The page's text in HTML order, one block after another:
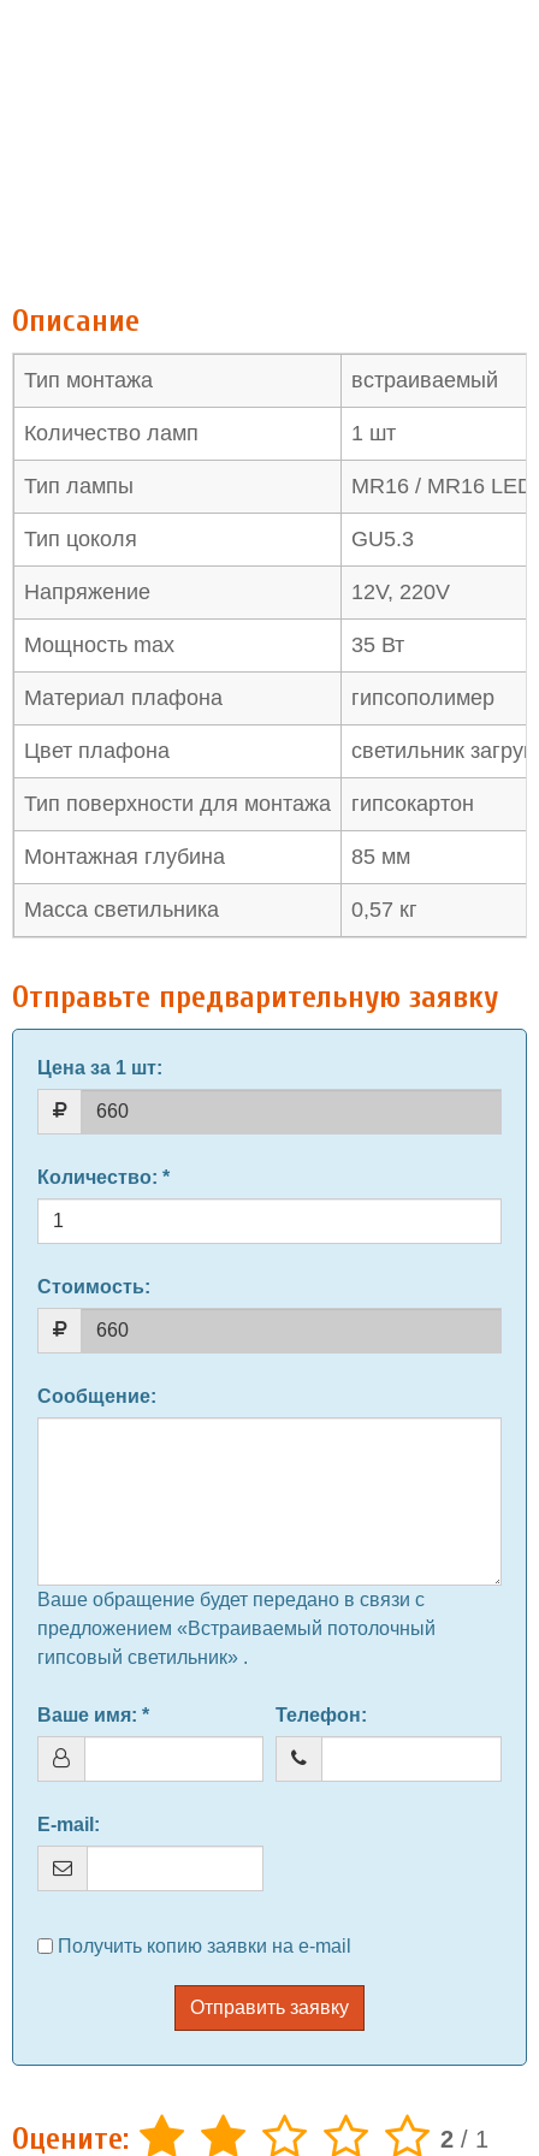
Описание
Тип монтажа встраиваемый
Количество ламп 1 шт
Тип лампы MR16 / MR16 LED
Тип цоколя GU5.3
Напряжение 12V, 220V
Мощность max 35 Вт
Материал плафона гипсополимер
Цвет плафона светильник
Тип поверхности для монтажа гипсокартон
Монтажная глубина 85 мм
Масса светильника 0,57 кг
Отправьте предварительную заявку
Цена за 1 шт:
Количество: *
Стоимость:
Сообщение:
Ваше обращение будет передано в связи с
предложением «Встраиваемый потолочный
гипсовый светильник» .
Ваше имя: * Телефон:
E-mail :
Получить копию заявки на e-mail
Отправить заявку
Оцените: 2 / 1